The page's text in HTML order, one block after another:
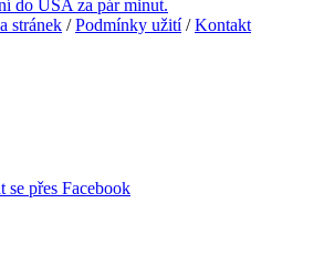
do USA za pár minut.
stránek /Podmínky užití/Kontakt
se přes Facebook